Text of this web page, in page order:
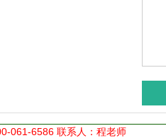
061-6586 联系人：程老师